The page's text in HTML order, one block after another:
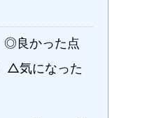
◎良かった点
△気になった